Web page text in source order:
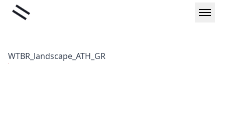
Μετάβαση
Liminal
WTBR_landscape_ATH_GR